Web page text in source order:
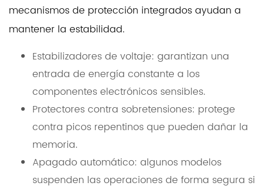
mecanismos de protección integrados ayudan a
mantener la estabilidad.
Estabilizadores de voltaje: garantizan una
entrada de energía constante a los
componentes electrónicos sensibles.
Protectores contra sobretensiones: protege
contra picos repentinos que pueden dañar la
memoria.
Apagado automático: algunos modelos
suspenden las operaciones de forma segura si